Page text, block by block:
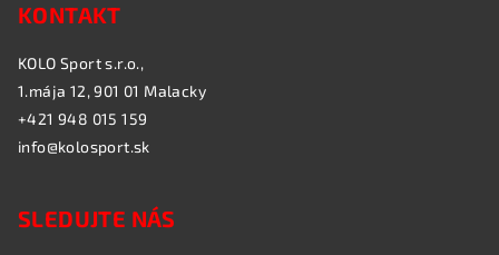
KONTAKT
KOLO Sport s.r.o.,
1.mája 12, 901 01 Malacky
+421 948 015 159
info@kolosport.sk
SLEDUJTE NÁS